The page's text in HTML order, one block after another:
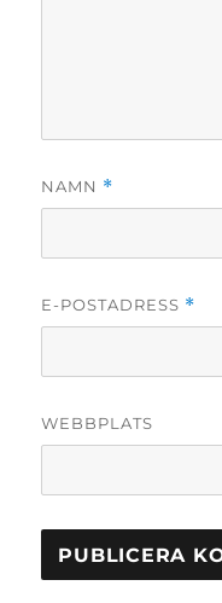
NAMN *
E-POSTADRESS *
WEBBPLATS